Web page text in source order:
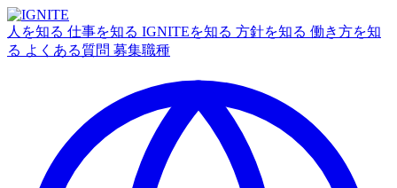
人を知る 仕事を知る IGNITEを知る 方針を知る 働き方を知
る よくある質問 募集職種